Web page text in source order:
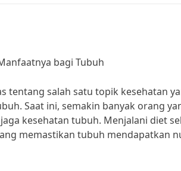
bagi Tubuh
tentang salah satu topik kesehatan
Saat ini, semakin banyak orang
kesehatan tubuh. Menjalani diet
memastikan tubuh mendapatkan